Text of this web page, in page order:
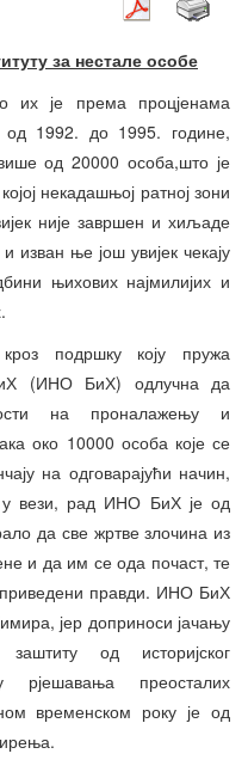
за нестале особе
их је према процјенама
од 1992. до 1995. године,
од 20000 особа,што је
некадашњој ратној зони
није завршен и хиљаде
изван ње још увијек чекају
њихових најмилијих и
подршку коју пружа
(ИНО БиХ) одлучна да
на проналажењу и
око 10000 особа које се
на одговарајући начин,
у вези, рад ИНО БиХ је од
да све жртве злочина из
и да им се ода почаст, те
правди. ИНО БиХ
јер доприноси јачању
од историјског
преосталих
временском року је од